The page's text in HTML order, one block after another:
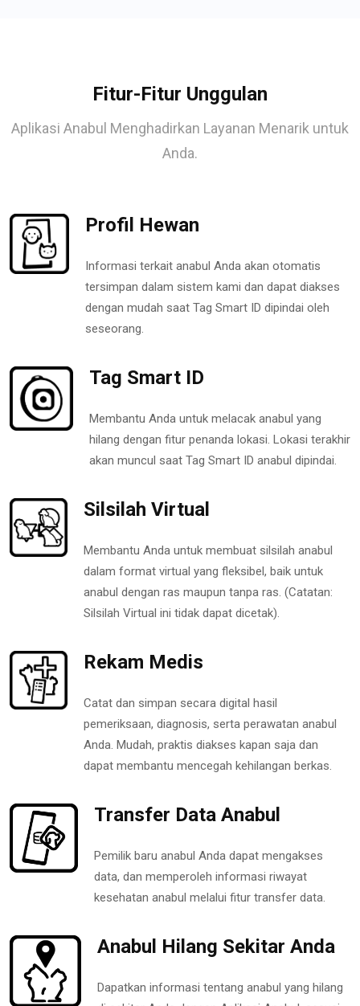
Fitur-Fitur Unggulan
Aplikasi Anabul Menghadirkan Layanan Menarik untuk
Anda.
Profil Hewan
Informasi terkait anabul Anda akan otomatis
tersimpan dalam sistem kami dan dapat diakses
dengan mudah saat Tag Smart ID dipindai oleh
seseorang.
Tag Smart ID
Membantu Anda untuk melacak anabul yang
hilang dengan fitur penanda lokasi. Lokasi terakhir
akan muncul saat Tag Smart ID anabul dipindai.
Silsilah Virtual
Membantu Anda untuk membuat silsilah anabul
dalam format virtual yang fleksibel, baik untuk
anabul dengan ras maupun tanpa ras. (Catatan:
Silsilah Virtual ini tidak dapat dicetak).
Rekam Medis
Catat dan simpan secara digital hasil
pemeriksaan, diagnosis, serta perawatan anabul
Anda. Mudah, praktis diakses kapan saja dan
dapat membantu mencegah kehilangan berkas.
Transfer Data Anabul
Pemilik baru anabul Anda dapat mengakses
data, dan memperoleh informasi riwayat
kesehatan anabul melalui fitur transfer data.
Anabul Hilang Sekitar Anda
Dapatkan informasi tentang anabul yang hilang